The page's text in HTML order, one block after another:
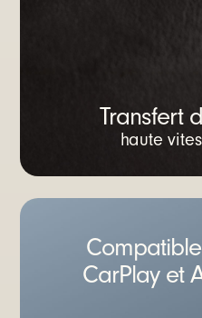
Transfert
haute
CarPlay et